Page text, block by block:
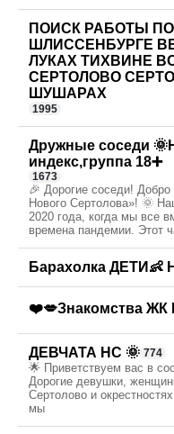
ПОИСК РАБОТЫ
ШЛИССЕНБУРГЕ
ЛУКАХ ТИХВИНЕ
СЕРТОЛОВО
ШУШАРАХ
1995
Дружные соседи
индекс,группа 18➕
1673
🎉 Дорогие соседи!
Нового Сертолова»! 🌞
2020 года, когда мы все
времена пандемии. Этот
Барахолка ДЕТИ👶
❤️💋Знакомства ЖК
ДЕВЧАТА НС 🌞 774
🌟 Приветствуем вас в
Дорогие девушки,
Сертолово и
мы